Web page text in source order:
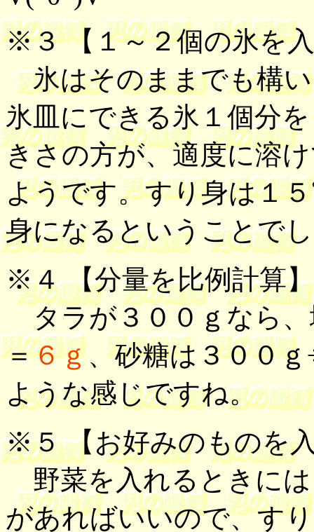
※３ 【 １～２個の氷を
氷はそのままでも構い
氷皿にできる氷１個分
きさの方が、適度に溶
ようです。すり身は１
身になるということで
※４ 【分量を比例計算】
タラが３００ｇなら
＝６ｇ、砂糖は３００
ような感じですね。
※５ 【 お好みのものを
野菜を入れるときに
があればいいので、す